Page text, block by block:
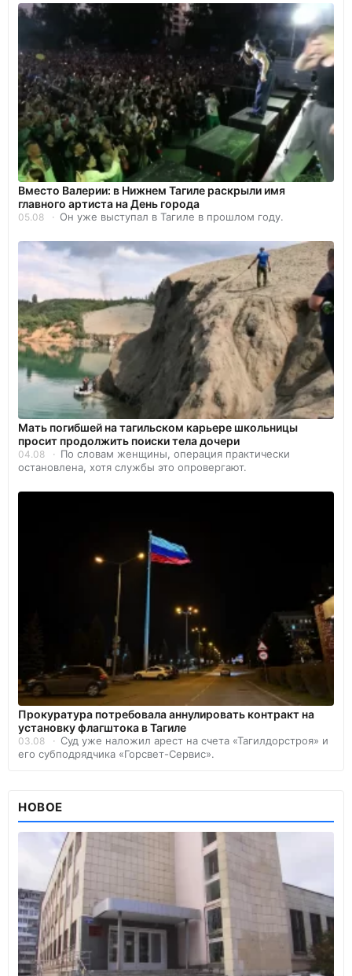
Вместо Валерии: в Нижнем Тагиле раскрыли имя
главного артиста на День города
05.08 Он уже выступал в Тагиле в прошлом году.
Мать погибшей на тагильском карьере школьницы
просит продолжить поиски тела дочери
04.08
По словам женщины, операция практически
остановлена, хотя службы это опровергают.
Прокуратура потребовала аннулировать контракт на
установку флагштока в Тагиле
03.08
Суд уже наложил арест на счета «Тагилдорстроя» и
его субподрядчика «Горсвет-Сервис».
НОВОЕ